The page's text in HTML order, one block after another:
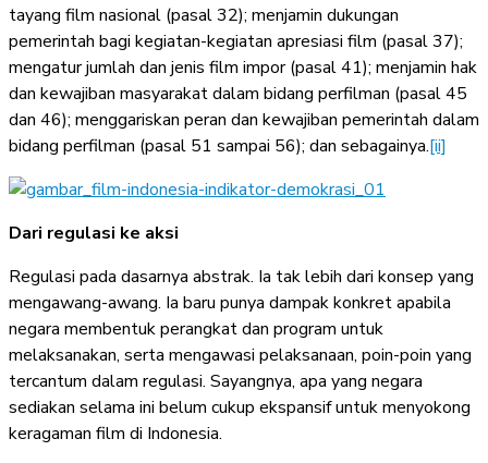
tayang film nasional (pasal 32); menjamin dukungan
pemerintah bagi kegiatan-kegiatan apresiasi film (pasal 37);
mengatur jumlah dan jenis film impor (pasal 41); menjamin hak
dan kewajiban masyarakat dalam bidang perfilman (pasal 45
dan 46); menggariskan peran dan kewajiban pemerintah dalam
bidang perfilman (pasal 51 sampai 56); dan sebagainya.[ii]
Dari regulasi ke aksi
Regulasi pada dasarnya abstrak. Ia tak lebih dari konsep yang
mengawang-awang. Ia baru punya dampak konkret apabila
negara membentuk perangkat dan program untuk
melaksanakan, serta mengawasi pelaksanaan, poin-poin yang
tercantum dalam regulasi. Sayangnya, apa yang negara
sediakan selama ini belum cukup ekspansif untuk menyokong
keragaman film di Indonesia.